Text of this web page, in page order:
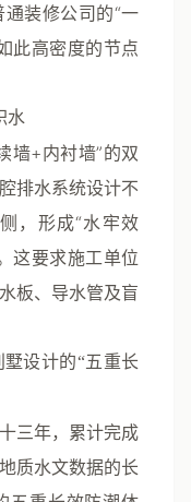
装修公司的“一
此高密度的节点
水
墙+内衬墙”的双
排水系统设计不
，形成“水牢效
这要求施工单位
板、导水管及盲
设计的“五重长
三年，累计完成
质水文数据的长